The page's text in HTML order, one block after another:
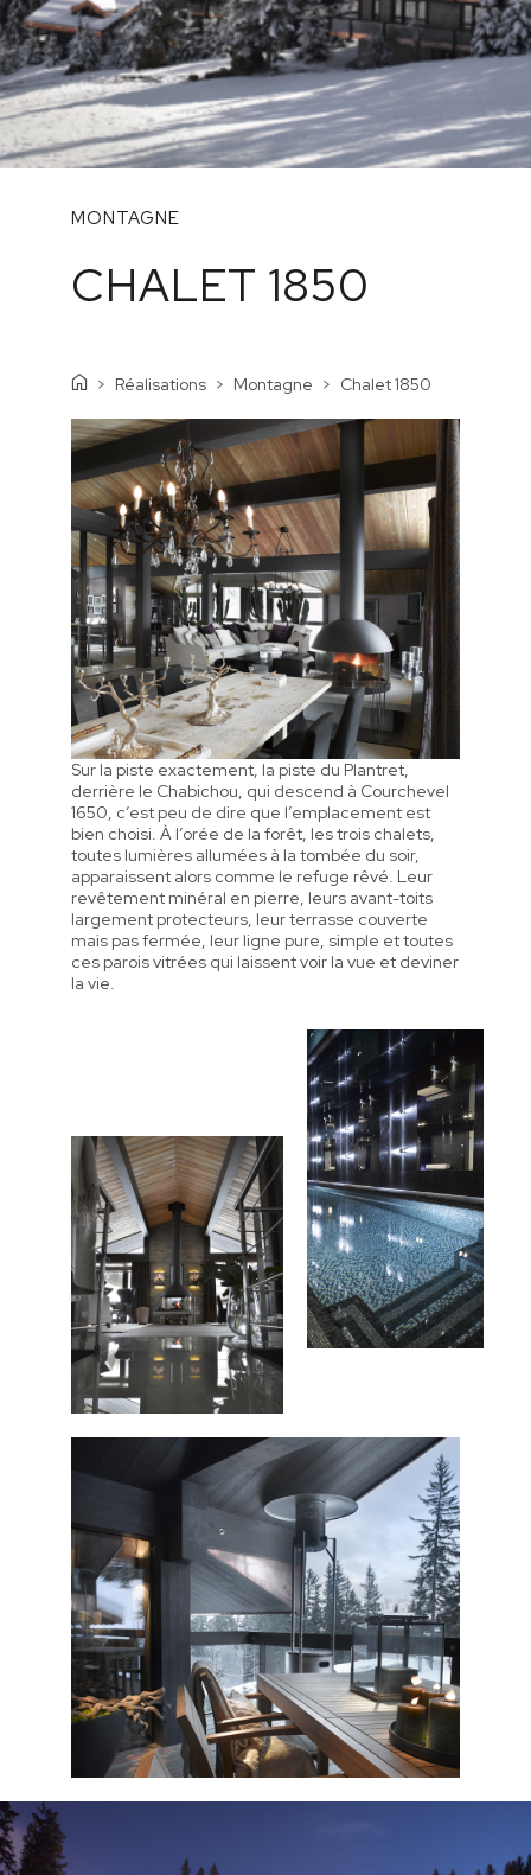
MONTAGNE
CHALET 1850
Réalisations Montagne Chalet 1850
Sur la piste exactement, la piste du Plantret,
derrière le Chabichou, qui descend à Courchevel
1650, c’est peu de dire que l’emplacement est
bien choisi. À l’orée de la forêt, les trois chalets,
toutes lumières allumées à la tombée du soir,
apparaissent alors comme le refuge rêvé. Leur
revêtement minéral en pierre, leurs avant-toits
largement protecteurs, leur terrasse couverte
mais pas fermée, leur ligne pure, simple et toutes
ces parois vitrées qui laissent voir la vue et deviner
la vie.